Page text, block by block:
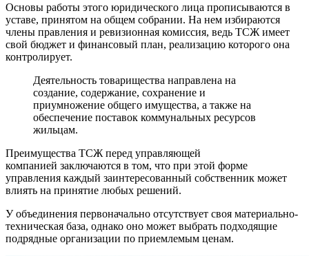
Основы работы этого юридического лица прописываются в
уставе, принятом на общем собрании. На нем избираются
члены правления и ревизионная комиссия, ведь ТСЖ имеет
свой бюджет и финансовый план, реализацию которого она
контролирует.
Деятельность товарищества направлена на
создание, содержание, сохранение и
приумножение общего имущества, а также на
обеспечение поставок коммунальных ресурсов
жильцам.
Преимущества ТСЖ перед управляющей
компанией заключаются в том, что при этой форме
управления каждый заинтересованный собственник может
влиять на принятие любых решений.
У объединения первоначально отсутствует своя материально-
техническая база, однако оно может выбрать подходящие
подрядные организации по приемлемым ценам.